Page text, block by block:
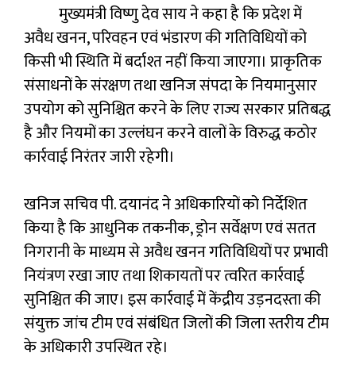
मुख्यमंत्री विष्णु देव साय ने कहा है कि प्रदेश में
अवैध खनन, परिवहन एवं भंडारण की गतिविधियों को
किसी भी स्थिति में बर्दाश्त नहीं किया जाएगा। प्राकृतिक
संसाधनों के संरक्षण तथा खनिज संपदा के नियमानुसार
उपयोग को सुनिश्चित करने के लिए राज्य सरकार प्रतिबद्ध
है और नियमों का उल्लंघन करने वालों के विरुद्ध कठोर
कार्रवाई निरंतर जारी रहेगी।
खनिज सचिव पी. दयानंद ने अधिकारियों को निर्देशित
किया है कि आधुनिक तकनीक, ड्रोन सर्वेक्षण एवं सतत
निगरानी के माध्यम से अवैध खनन गतिविधियों पर प्रभावी
नियंत्रण रखा जाए तथा शिकायतों पर त्वरित कार्रवाई
सुनिश्चित की जाए। इस कार्रवाई में केंद्रीय उड़नदस्ता की
संयुक्त जांच टीम एवं संबंधित जिलों की जिला स्तरीय टीम
के अधिकारी उपस्थित रहे।